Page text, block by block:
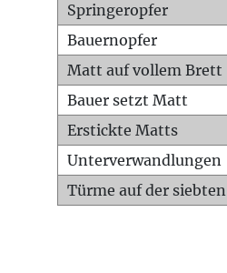
Springeropfer
Bauernopfer
Matt auf vollem Brett
Bauer setzt Matt
Erstickte Matts
Unterverwandlungen
Türme auf der siebten